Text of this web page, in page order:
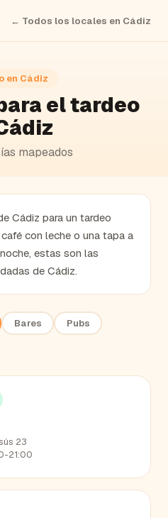
← Todos los locales en Cádiz
en Cádiz
el tardeo
mapeados
Cádiz para un tardeo
con leche o una tapa a
estas son las
de Cádiz.
Bares
Pubs
23
21:00